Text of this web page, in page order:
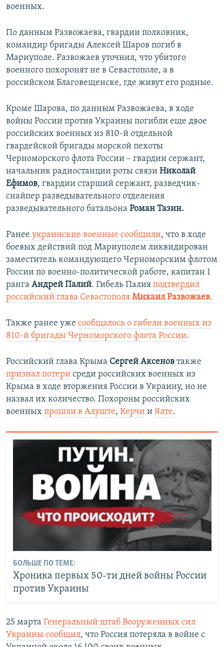
военных.
По данным Развожаева, гвардии полковник,
командир бригады Алексей Шаров погиб в
Мариуполе. Развожаев уточнил, что убитого
военного похоронят не в Севастополе, а в
российском Благовещенске, где живут его родные.
Кроме Шарова, по данным Развожаева, в ходе
войны России против Украины погибли еще двое
российских военных из 810-й отдельной
гвардейской бригады морской пехоты
Черноморского флота России – гвардии сержант,
начальник радиостанции роты связи Николай
Ефимов, гвардии старший сержант, разведчик-
снайпер разведывательного отделения
разведывательного батальона Роман Тазин.
Ранее украинские военные сообщили, что в ходе
боевых действий под Мариуполем ликвидирован
заместитель командующего Черноморским флотом
России по военно-политической работе, капитан 1
ранга Андрей Палий. Гибель Палия подтвердил
российский глава Севастополя Михаил Развожаев.
Также ранее уже сообщалось о гибели военных из
810-й бригады Черноморского флота России.
Российский глава Крыма Сергей Аксенов также
признал потери среди российских военных из
Крыма в ходе вторжения России в Украину, но не
назвал их количество. Похороны российских
военных прошли в Алуште, Керчи и Ялте.
БОЛЬШЕ ПО ТЕМЕ:
Хроника первых 50-ти дней войны России
против Украины
25 марта Генеральный штаб Вооруженных сил
Украины сообщил, что Россия потеряла в войне с